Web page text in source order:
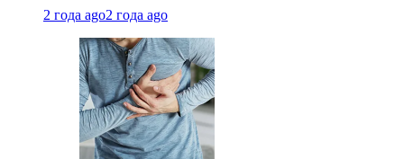
2 года ago2 года ago